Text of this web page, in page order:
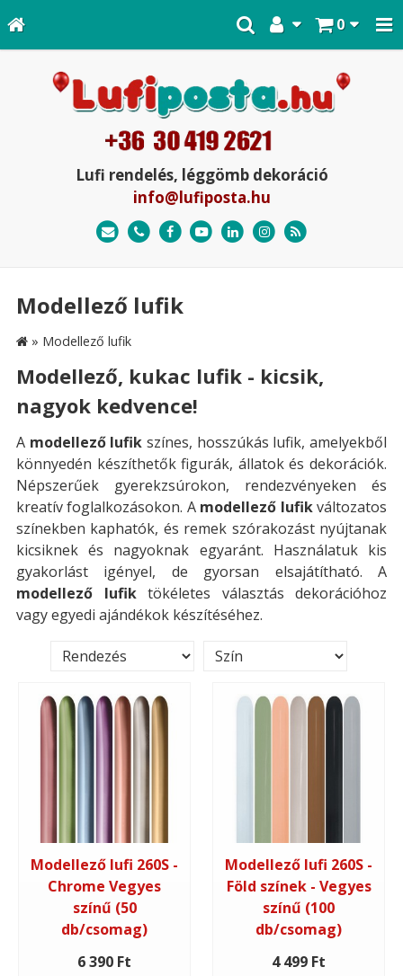
0
Lufi rendelés, léggömb dekoráció
info@lufiposta.hu
Modellező lufik
» Modellező lufik
Modellező, kukac lufik - kicsik,
nagyok kedvence!
A modellező lufik színes, hosszúkás lufik, amelyekből
könnyedén készíthetők figurák, állatok és dekorációk.
Népszerűek gyerekzsúrokon, rendezvényeken és
kreatív foglalkozásokon. A modellező lufikváltozatos
színekben kaphatók, és remek szórakozást nyújtanak
kicsiknek és nagyoknak egyaránt. Használatuk kis
gyakorlást igényel, de gyorsan elsajátítható. A
modellező lufiktökéletes választás dekorációhoz
vagy egyedi ajándékok készítéséhez.
Modellező lufi 260S -
Chrome Vegyes
színű (50
db/csomag)
6 390 Ft
Modellező lufi 260S -
Föld színek - Vegyes
színű (100
db/csomag)
4 499 Ft